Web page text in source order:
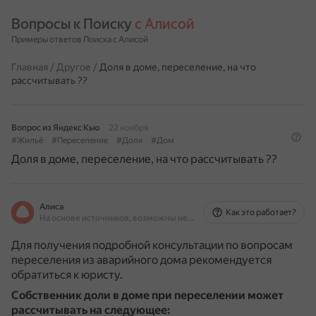
Вопросы к Поиску с Алисой
Примеры ответов Поиска с Алисой
Главная / Другое / Доля в доме, переселение, на что
рассчитывать ??
Вопрос из Яндекс Кью
22 ноября
#Жильё
#Переселение #Доля #Дом
Доля в доме, переселение, на что рассчитывать ??
Алиса
На основе источников, возможны неточности
Как это работает?
Для получения подробной консультации по вопросам
переселения из аварийного дома рекомендуется
обратиться к юристу.
Собственник доли в доме при переселении может
рассчитывать на следующее: